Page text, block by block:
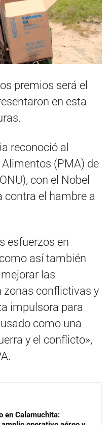
premios será el
en esta
reconoció al
(PMA) de
con el Nobel
contra el hambre a
esfuerzos en
así también
las
zonas conflictivas y
impulsora para
como una
y el conflicto»,
en Calamuchita: